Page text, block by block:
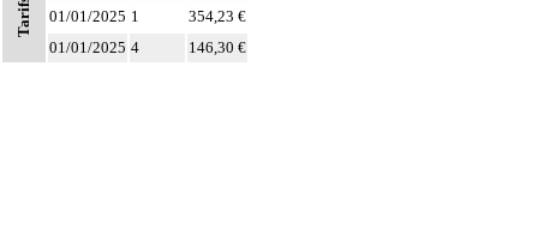
4
Par résection-anastomose d'un vaisseau, on entend : résection d'un axe
Tarifs
01/01/2025 1
354,23 €
01/01/2025 4 146,30 €